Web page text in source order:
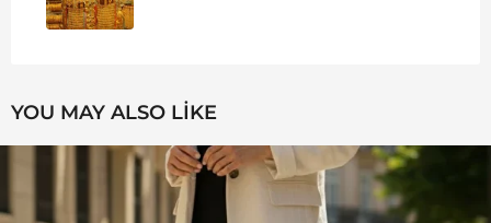
YOU MAY ALSO LIKE